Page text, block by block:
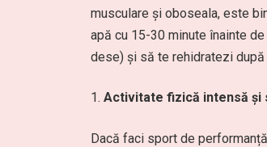
musculare și oboseala, este
apă cu 15-30 minute înainte
dese) și să te rehidratezi
Activitate fizică intensă și
Dacă faci sport de